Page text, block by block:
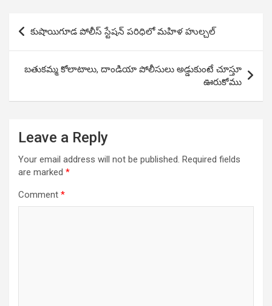
Post
navigation
కుషాయిగూడ పోలీస్ స్టేషన్ పరిధిలో మహిళ హుల్చల్
బతుకమ్మ కోలాటాలు, దాండియా పోలీసులు అడ్డుకుంటే చూస్తూ
ఊరుకోము
Leave a Reply
Your email address will not be published. Required fields
are marked *
Comment *